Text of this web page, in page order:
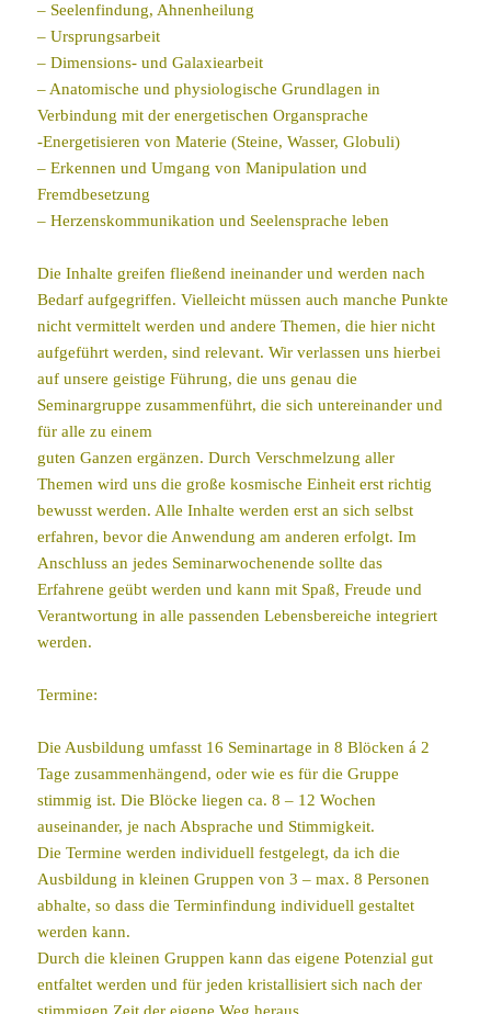
– Seelenfindung, Ahnenheilung
– Ursprungsarbeit
– Dimensions- und Galaxiearbeit
– Anatomische und physiologische Grundlagen in
Verbindung mit der energetischen Organsprache
-Energetisieren von Materie (Steine, Wasser, Globuli)
– Erkennen und Umgang von Manipulation und
Fremdbesetzung
– Herzenskommunikation und Seelensprache leben
Die Inhalte greifen fließend ineinander und werden nach
Bedarf aufgegriffen. Vielleicht müssen auch manche Punkte
nicht vermittelt werden und andere Themen, die hier nicht
aufgeführt werden, sind relevant. Wir verlassen uns hierbei
auf unsere geistige Führung, die uns genau die
Seminargruppe zusammenführt, die sich untereinander und
für alle zu einem
guten Ganzen ergänzen. Durch Verschmelzung aller
Themen wird uns die große kosmische Einheit erst richtig
bewusst werden. Alle Inhalte werden erst an sich selbst
erfahren, bevor die Anwendung am anderen erfolgt. Im
Anschluss an jedes Seminarwochenende sollte das
Erfahrene geübt werden und kann mit Spaß, Freude und
Verantwortung in alle passenden Lebensbereiche integriert
werden.
Termine:
Die Ausbildung umfasst 16 Seminartage in 8 Blöcken á 2
Tage zusammenhängend, oder wie es für die Gruppe
stimmig ist. Die Blöcke liegen ca. 8 – 12 Wochen
auseinander, je nach Absprache und Stimmigkeit.
Die Termine werden individuell festgelegt, da ich die
Ausbildung in kleinen Gruppen von 3 – max. 8 Personen
abhalte, so dass die Terminfindung individuell gestaltet
werden kann.
Durch die kleinen Gruppen kann das eigene Potenzial gut
entfaltet werden und für jeden kristallisiert sich nach der